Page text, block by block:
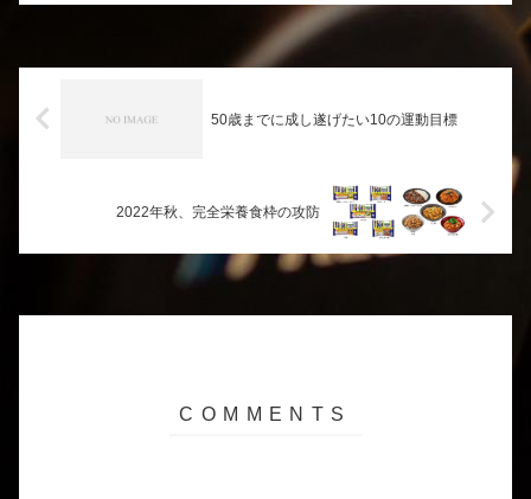
ホモサピエンス悠久の歴史に比べたら、
自分の存在や悩みなんて...
50歳までに成し遂げたい10の運動目標
2022年秋、完全栄養食枠の攻防